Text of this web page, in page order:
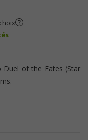
Duel of the Fates (Star